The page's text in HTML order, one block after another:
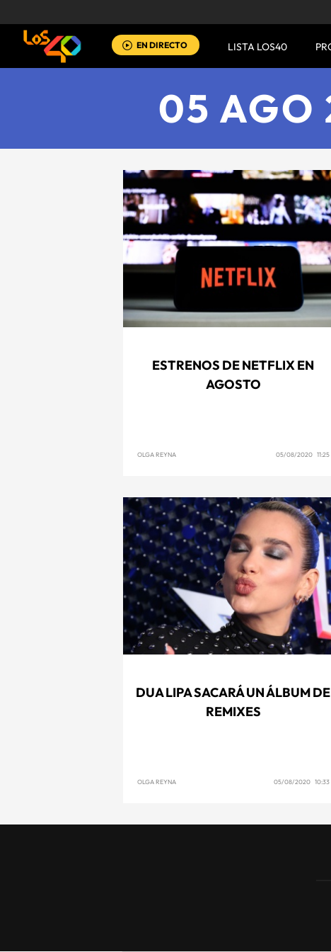
EN DIRECTO LISTA LOS40
05 AGO
ESTRENOS DE NETFLIX EN
AGOSTO
OLGA REYNA 05/08/2020 11:25
DUA LIPA SACARÁ UN ÁLBUM DE
REMIXES
OLGA REYNA 05/08/2020 10:33